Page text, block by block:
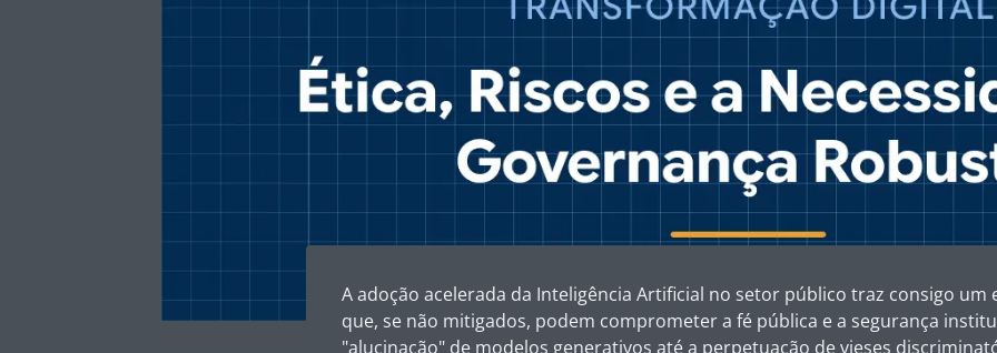
A adoção acelerada da Inteligência Artificial no setor público traz consigo um
que, se não mitigados, podem comprometer a fé pública e a segurança
"alucinação" de modelos generativos até a perpetuação de vieses